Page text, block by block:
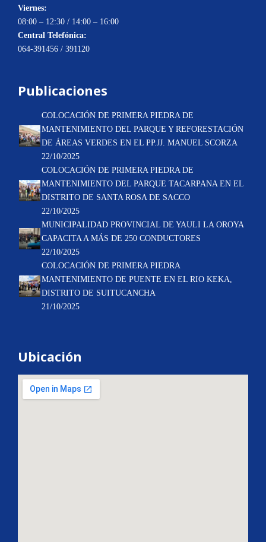
Viernes:
08:00 – 12:30 / 14:00 – 16:00
Central Telefónica:
064-391456 / 391120
Publicaciones
COLOCACIÓN DE PRIMERA PIEDRA DE
MANTENIMIENTO DEL PARQUE Y REFORESTACIÓN
DE ÁREAS VERDES EN EL PP.JJ. MANUEL SCORZA
22/10/2025
COLOCACIÓN DE PRIMERA PIEDRA DE
MANTENIMIENTO DEL PARQUE TACARPANA EN EL
DISTRITO DE SANTA ROSA DE SACCO
22/10/2025
MUNICIPALIDAD PROVINCIAL DE YAULI LA OROYA
CAPACITA A MÁS DE 250 CONDUCTORES
22/10/2025
COLOCACIÓN DE PRIMERA PIEDRA
MANTENIMIENTO DE PUENTE EN EL RIO KEKA,
DISTRITO DE SUITUCANCHA
21/10/2025
Ubicación